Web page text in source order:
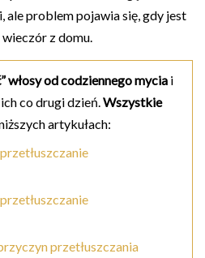
ale problem pojawia się, gdy jest
wieczór z domu.
włosy od codziennego mycia i
co drugi dzień.Wszystkie
artykułach:
przetłuszczania